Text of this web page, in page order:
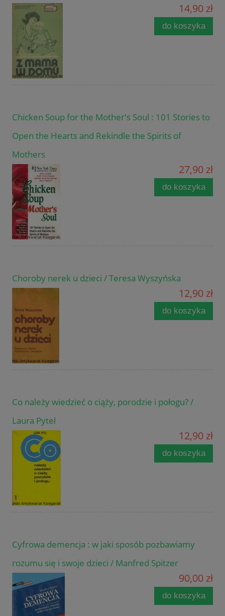
14,90 zł
do koszyka
Chicken Soup for the Mother's Soul : 101 Stories to
Open the Hearts and Rekindle the Spirits of
Mothers
27,90 zł
do koszyka
Choroby nerek u dzieci / Teresa Wyszyńska
12,90 zł
do koszyka
Co należy wiedzieć o ciąży, porodzie i połogu? /
Laura Pytel
12,90 zł
do koszyka
Cyfrowa demencja : w jaki sposób pozbawiamy
rozumu się i swoje dzieci / Manfred Spitzer
90,00 zł
do koszyka